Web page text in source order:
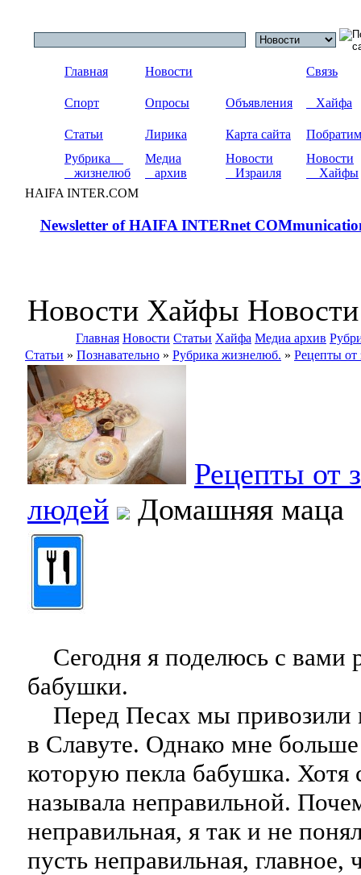
Главная Новости Связь
Спорт Опросы Объявления Хайфа
Статьи Лирика Карта сайта
Рубрика
жизнелюб
Медиа
архив
Новости
Израиля
Новости
Хайфы
HAIFA INTER.COM
Newsletter of HAIFA INTERnet
Новости Хайфы
Главная Новости Статьи Хайфа Медиа архив
Статьи » Познавательно » Рубрика жизнелюб. » Рецепты
Рецепты от
людей
Домашняя маца
Сегодня я поделюсь с вами
бабушки.
Перед Песах мы привозили
в Славуте. Однако мне
которую пекла бабушка.
называла неправильной.
неправильная, я так и не
пусть неправильная, главное,